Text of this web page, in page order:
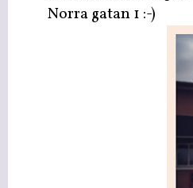
Norra gatan 1 :-)